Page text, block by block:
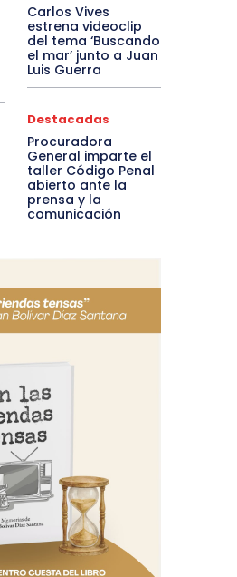
Carlos Vives
estrena videoclip
del tema ‘Buscando
el mar’ junto a Juan
Luis Guerra
Destacadas
Procuradora
General imparte el
taller Código Penal
abierto ante la
prensa y la
comunicación